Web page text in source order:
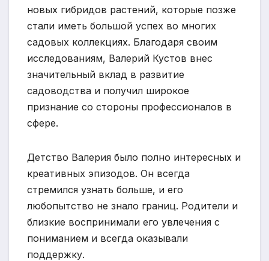
новых гибридов растений, которые позже
стали иметь большой успех во многих
садовых коллекциях. Благодаря своим
исследованиям, Валерий Кустов внес
значительный вклад в развитие
садоводства и получил широкое
признание со стороны профессионалов в
сфере.
Детство Валерия было полно интересных и
креативных эпизодов. Он всегда
стремился узнать больше, и его
любопытство не знало границ. Родители и
близкие воспринимали его увлечения с
пониманием и всегда оказывали
поддержку.